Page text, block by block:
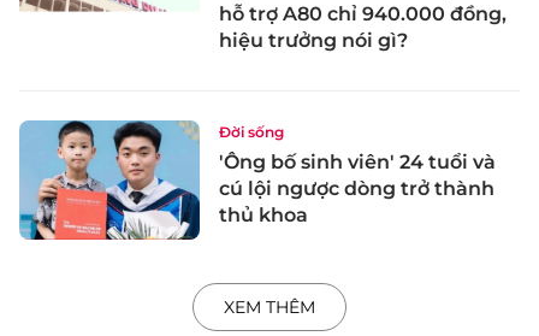
hỗ trợ A80 chỉ 940.000 đồng,
hiệu trưởng nói gì?
Đời sống
'Ông bố sinh viên' 24 tuổi và
cú lội ngược dòng trở thành
thủ khoa
XEM THÊM